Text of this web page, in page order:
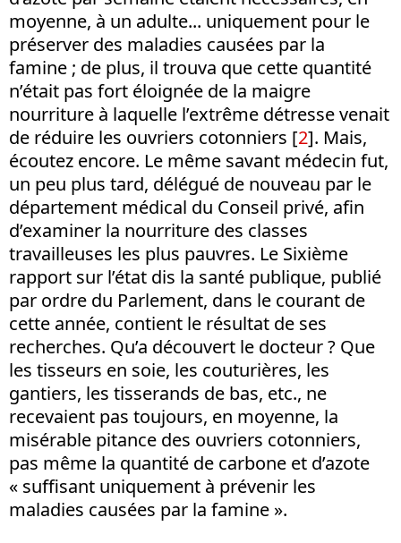
moyenne, à un adulte... uniquement pour le
préserver des maladies causées par la
famine ; de plus, il trouva que cette quantité
n’était pas fort éloignée de la maigre
nourriture à laquelle l’extrême détresse venait
de réduire les ouvriers cotonniers [2]. Mais,
écoutez encore. Le même savant médecin fut,
un peu plus tard, délégué de nouveau par le
département médical du Conseil privé, afin
d’examiner la nourriture des classes
travailleuses les plus pauvres. Le Sixième
rapport sur l’état dis la santé publique, publié
par ordre du Parlement, dans le courant de
cette année, contient le résultat de ses
recherches. Qu’a découvert le docteur ? Que
les tisseurs en soie, les couturières, les
gantiers, les tisserands de bas, etc., ne
recevaient pas toujours, en moyenne, la
misérable pitance des ouvriers cotonniers,
pas même la quantité de carbone et d’azote
« suffisant uniquement à prévenir les
maladies causées par la famine ».